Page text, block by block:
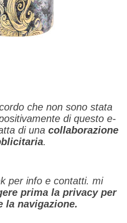
che non sono stata
di questo e-
di una collaborazione
.
per info e contatti. mi
prima la privacy per
la navigazione.